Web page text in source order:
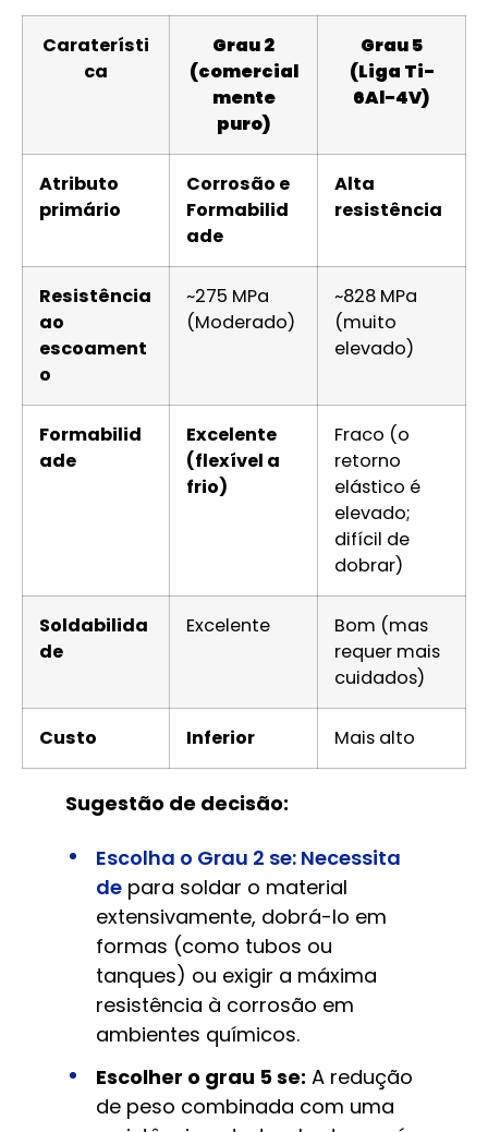
Caraterísti
ca
Grau 2
(comercial
mente
puro)
Grau 5
(Liga Ti-
6Al-4V)
Atributo
primário
Corrosão e
Formabilid
ade
Alta
resistência
Resistência
ao
escoament
o
~275 MPa
(Moderado)
~828 MPa
(muito
elevado)
Formabilid
ade
Excelente
(flexível a
frio)
Fraco (o
retorno
elástico é
elevado;
difícil de
dobrar)
Soldabilida
de
Excelente
Bom (mas
requer mais
cuidados)
Custo Inferior Mais alto
Sugestão de decisão:
Escolha o Grau 2 se: Necessita
de para soldar o material
extensivamente, dobrá-lo em
formas (como tubos ou
tanques) ou exigir a máxima
resistência à corrosão em
ambientes químicos.
Escolher o grau 5 se: A redução
de peso combinada com uma